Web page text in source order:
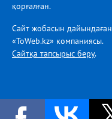
қорғалған.
Сайт жобасын дайындаған
«ToWeb.kz» компаниясы.
Сайтқа тапсырыс беру.